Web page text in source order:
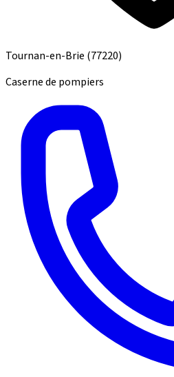
Tournan-en-Brie (77220)
Caserne de pompiers